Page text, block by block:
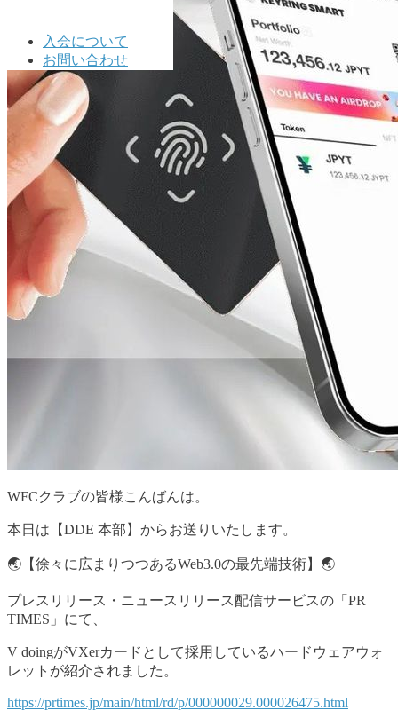
入会について
お問い合わせ
WFCクラブの皆様こんばんは。
本日は【DDE 本部】からお送りいたします。
🌏【徐々に広まりつつあるWeb3.0の最先端技術】🌏
プレスリリース・ニュースリリース配信サービスの「PR
TIMES」にて、
V doingがVXerカードとして採用しているハードウェアウォ
レットが紹介されました。
https://prtimes.jp/main/html/rd/p/000000029.000026475.html